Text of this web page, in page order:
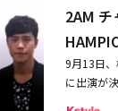
は、2014
挨拶をす
idが、今
特別なプ
2AM
9月13日、
に出演が